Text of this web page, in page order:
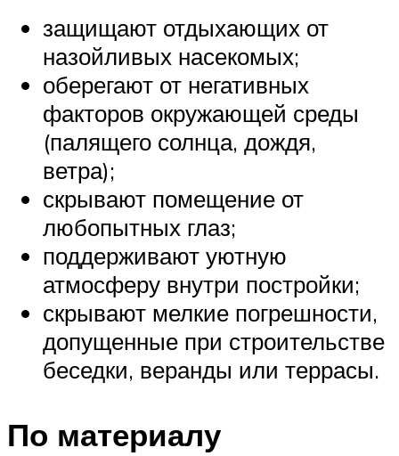
защищают отдыхающих от
назойливых насекомых;
оберегают от негативных
факторов окружающей среды
(палящего солнца, дождя,
ветра);
скрывают помещение от
любопытных глаз;
поддерживают уютную
атмосферу внутри постройки;
скрывают мелкие погрешности,
допущенные при строительстве
беседки, веранды или террасы.
По материалу